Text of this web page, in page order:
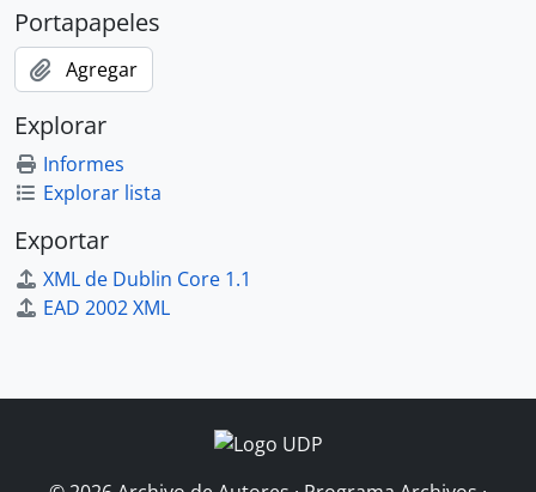
Portapapeles
Agregar
Explorar
Informes
Explorar lista
Exportar
XML de Dublin Core 1.1
EAD 2002 XML